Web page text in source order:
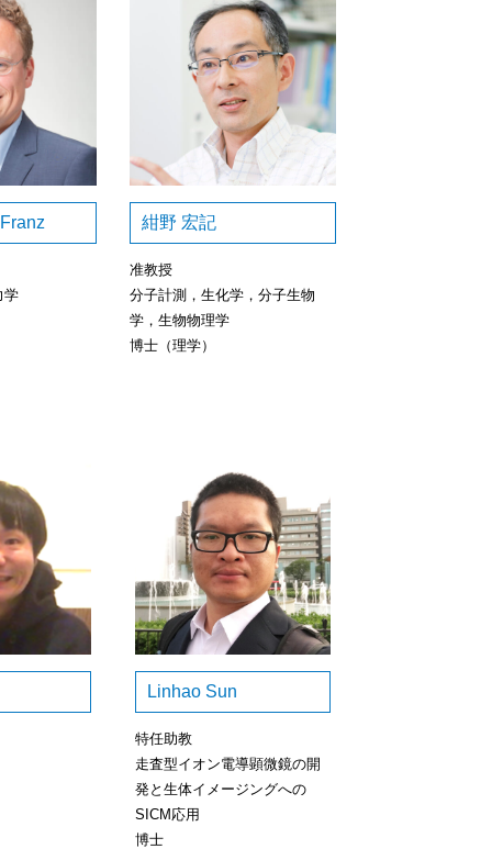
学
紺野 宏記
准教授
分子計測，生化学，分子生物
学，生物物理学
博士（理学）
Linhao Sun
特任助教
走査型イオン電導顕微鏡の開
発と生体イメージングへの
SICM応用
博士